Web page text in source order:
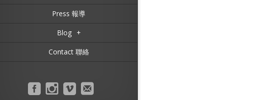
Press 報導
Blog +
Contact 聯絡